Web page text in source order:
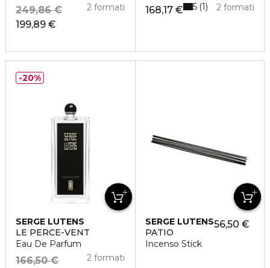
199,89 €
249,86 € 2 formati 168,17 € 2 formati
5 1
SERGE LUTENS
LE PERCE-VENT
Eau De Parfum
166,50 € 2 formati
20%
SERGE LUTENS
PATIO
Incenso Stick
56,50 €